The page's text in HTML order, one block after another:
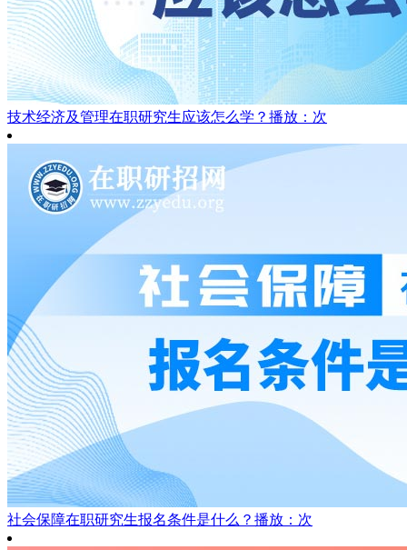
技术经济及管理在职研究生应该怎么学？ 播放：次
社会保障在职研究生报名条件是什么？ 播放：次